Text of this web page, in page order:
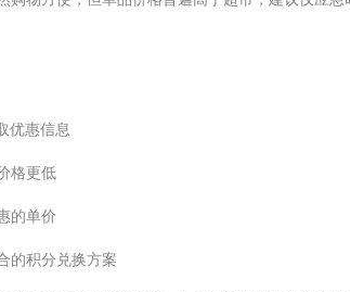
优惠信息
格更低
的单价
的积分兑换方案